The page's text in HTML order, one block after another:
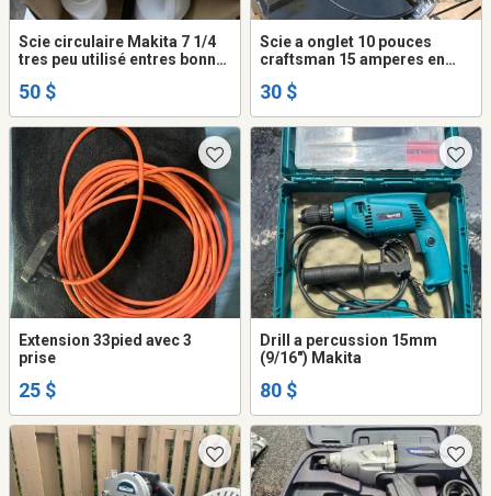
Scie circulaire Makita 7 1/4
tres peu utilisé entres bonne
50 $
Scie a onglet 10 pouces
craftsman 15 amperes en
poignée besoin de
30 $
Extension 33pied avec 3
prise
25 $
Drill a percussion 15mm
(9/16") Makita
80 $